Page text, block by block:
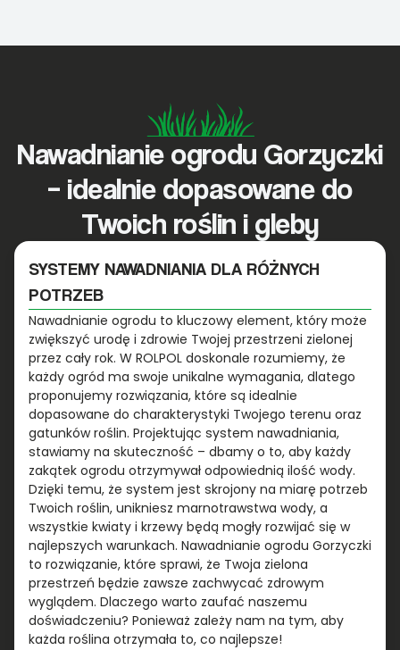
Nawadnianie ogrodu Gorzyczki
– idealnie dopasowane do
Twoich roślin i gleby
SYSTEMY NAWADNIANIA DLA RÓŻNYCH
POTRZEB
Nawadnianie ogrodu to kluczowy element, który może
zwiększyć urodę i zdrowie Twojej przestrzeni zielonej
przez cały rok. W ROLPOL doskonale rozumiemy, że
każdy ogród ma swoje unikalne wymagania, dlatego
proponujemy rozwiązania, które są idealnie
dopasowane do charakterystyki Twojego terenu oraz
gatunków roślin. Projektując system nawadniania,
stawiamy na skuteczność – dbamy o to, aby każdy
zakątek ogrodu otrzymywał odpowiednią ilość wody.
Dzięki temu, że system jest skrojony na miarę potrzeb
Twoich roślin, unikniesz marnotrawstwa wody, a
wszystkie kwiaty i krzewy będą mogły rozwijać się w
najlepszych warunkach. Nawadnianie ogrodu Gorzyczki
to rozwiązanie, które sprawi, że Twoja zielona
przestrzeń będzie zawsze zachwycać zdrowym
wyglądem. Dlaczego warto zaufać naszemu
doświadczeniu? Ponieważ zależy nam na tym, aby
każda roślina otrzymała to, co najlepsze!